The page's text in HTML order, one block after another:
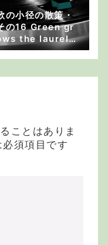
の小径の散策・
の16 Green gr
the laurel：
おしまゆたか
ことはありま
須項目です